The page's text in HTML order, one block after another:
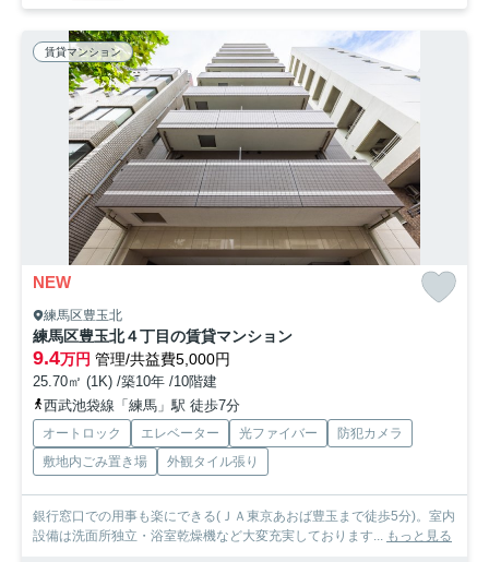
賃貸マンション
NEW
練馬区豊玉北
練馬区豊玉北４丁目の賃貸マンション
9.4万円 管理/共益費5,000円
25.70㎡ (1K) /築10年 /10階建
西武池袋線「練馬」駅 徒歩7分
オートロック エレベーター 光ファイバー
防犯カメラ
敷地内ごみ置き場
外観タイル張り
銀行窓口での用事も楽にできる(ＪＡ東京あおば豊玉まで徒歩5分)。室内
設備は洗面所独立・浴室乾燥機など大変充実しております...
もっと見る